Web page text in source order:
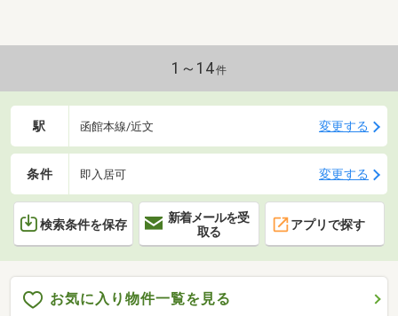
1～14件
駅 函館本線/近文 変更する
条件 即入居可 変更する
検索条件を保存
新着メールを受
取る
アプリで探す
お気に入り物件一覧を見る